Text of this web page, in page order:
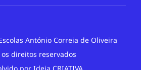
António Correia de Oliveira
os direitos reservados